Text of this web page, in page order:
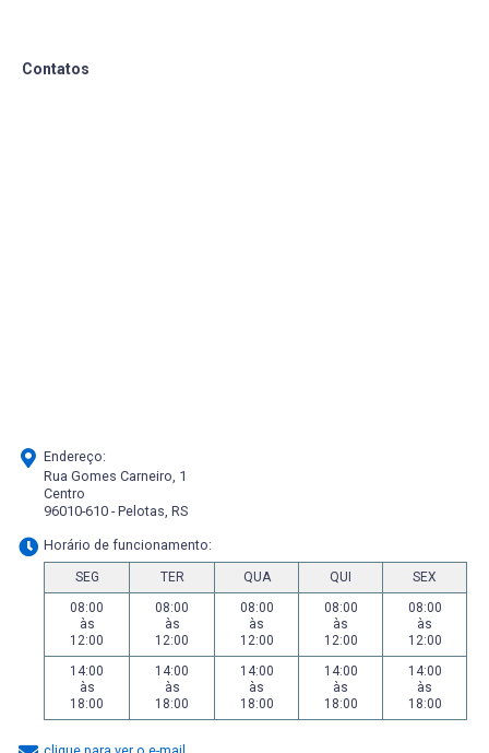
Contatos
Endereço:
Rua Gomes Carneiro, 1
Centro
96010-610 - Pelotas, RS
Horário de funcionamento:
SEG TER QUA QUI
SEX
08:00
às
12:00
08:00
às
12:00
08:00
às
12:00
08:00
às
12:00
08:00
às
12:00
14:00
às
18:00
14:00
às
18:00
14:00
às
18:00
14:00
às
18:00
14:00
às
18:00